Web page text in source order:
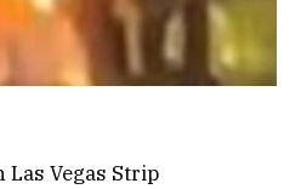
Vegas Strip